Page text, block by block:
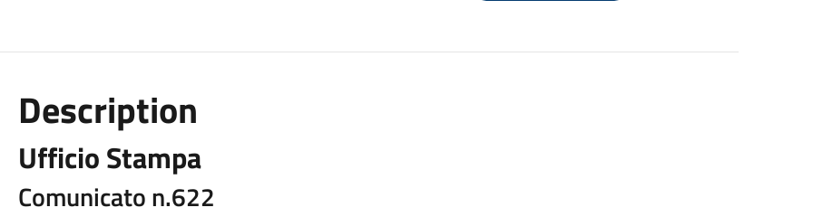
Description
Ufficio Stampa
Comunicato n.622